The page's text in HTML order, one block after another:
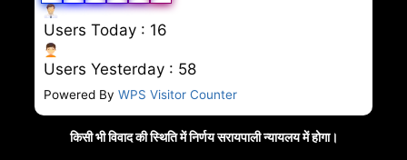
Users Today : 16
Users Yesterday : 58
Powered By WPS Visitor Counter
किसी भी विवाद की स्थिति में निर्णय सरायपाली न्यायलय में होगा।